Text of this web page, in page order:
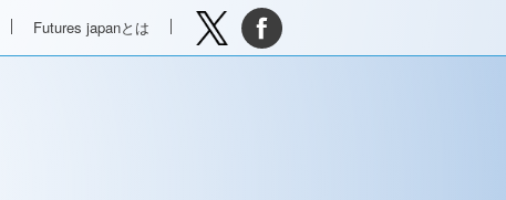
Futures japanとは